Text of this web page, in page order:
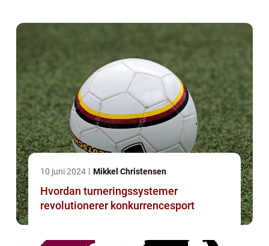
10 juni 2024 Mikkel Christensen
Hvordan turneringssystemer
revolutionerer konkurrencesport